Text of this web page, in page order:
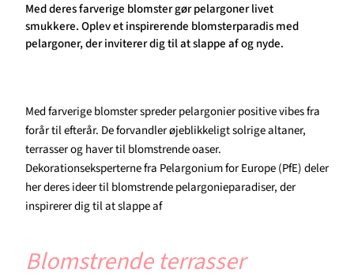
Med deres farverige blomster gør pelargoner livet
smukkere. Oplev et inspirerende blomsterparadis med
pelargoner, der inviterer dig til at slappe af og nyde.
Med farverige blomster spreder pelargonier positive vibes fra
forår til efterår. De forvandler øjeblikkeligt solrige altaner,
terrasser og haver til blomstrende oaser.
Dekorationseksperterne fra Pelargonium for Europe (PfE) deler
her deres ideer til blomstrende pelargonieparadiser, der
inspirerer dig til at slappe af
Blomstrende terrasser